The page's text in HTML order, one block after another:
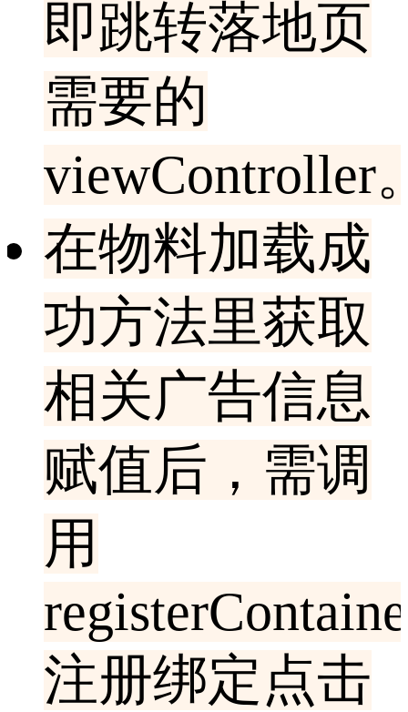
即跳转落地页
需要的
viewController
在物料加载成
功方法里获取
相关广告信息
赋值后，需调
用
注册绑定点击